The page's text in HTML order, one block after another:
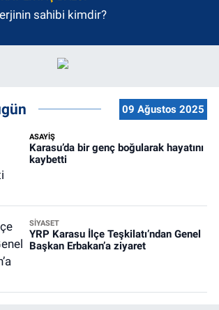
sahibi kimdir?
09 Ağustos 2025
ASAYİŞ
Karasu’da bir genç boğularak hayatını
kaybetti
SİYASET
YRP Karasu İlçe Teşkilatı’ndan Genel
Başkan Erbakan’a ziyaret